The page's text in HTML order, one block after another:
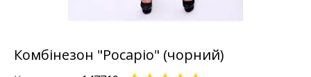
Комбінезон "Росаріо" (чорний)